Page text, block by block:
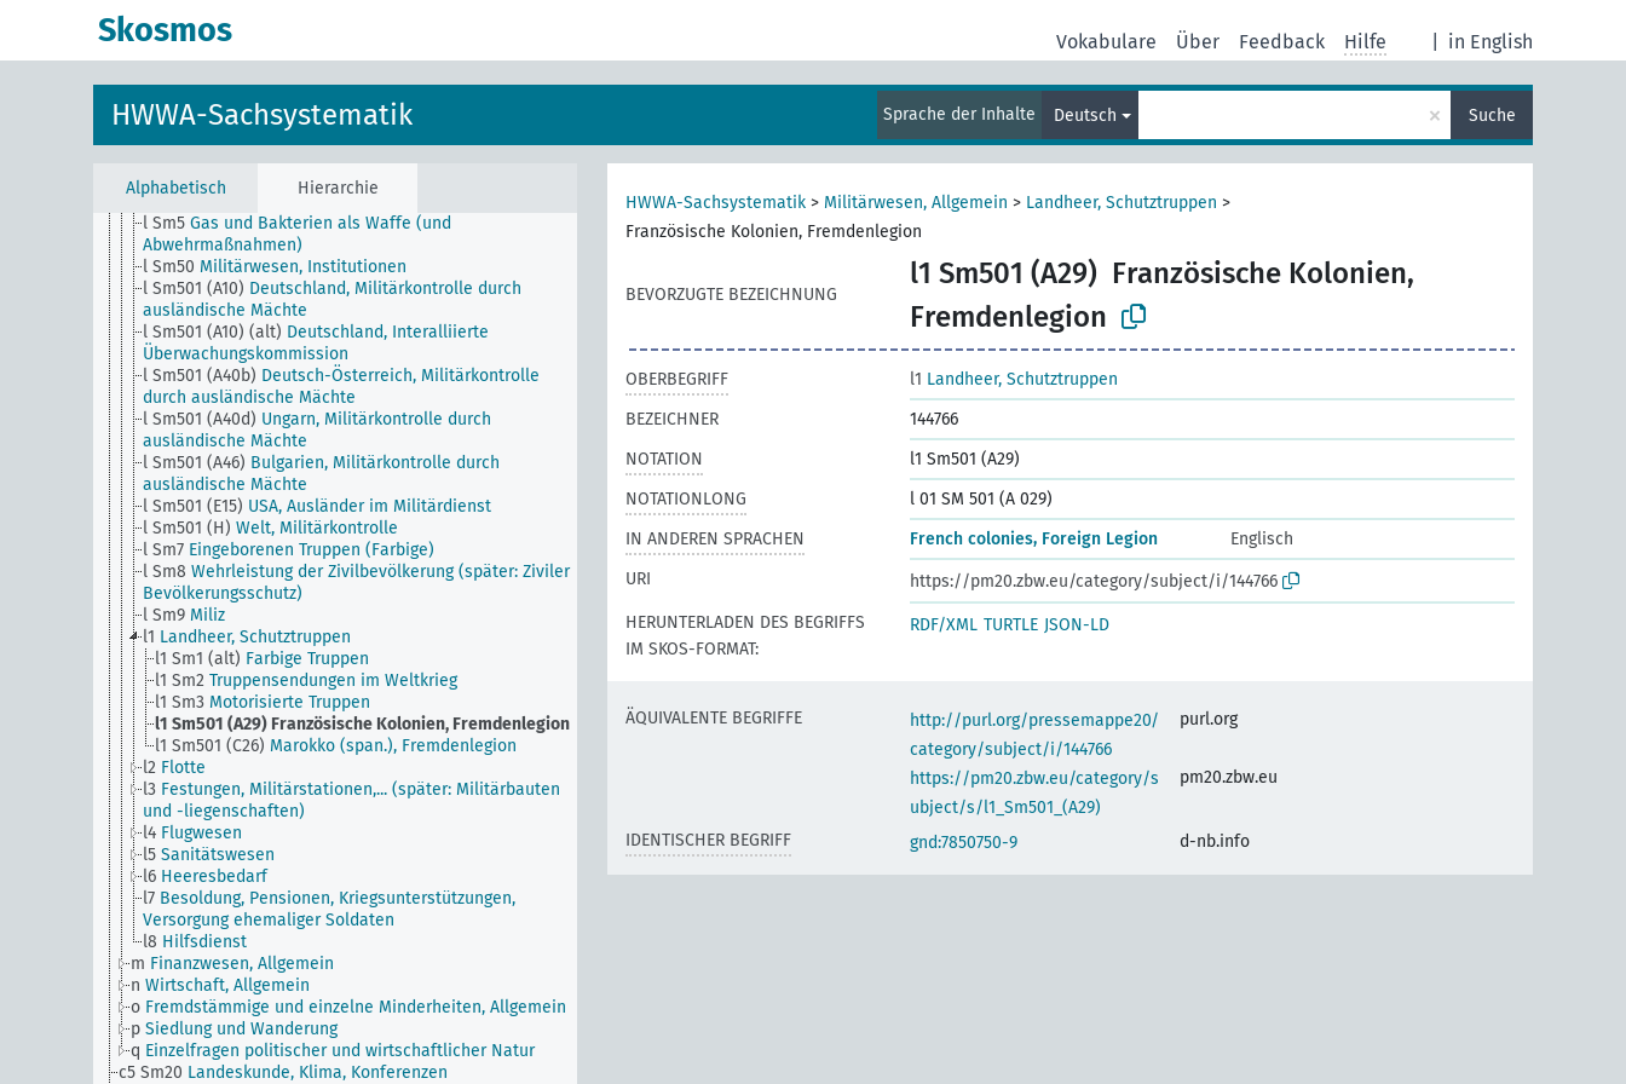
Skosmos in English
Vokabulare Über Feedback Hilfe
HWWA-Sachsystematik Sprache der Inhalte Deutsch × Suche
Alphabetisch Hierarchie
l Sm1 Wehrpflicht
l Sm14 Evakuierung der Zivilbevölkerung
Mannschaftsverluste im Weltkriege, Grabstätten
l Sm4 Elektrizität als Waffe
l Sm40
l Sm5 Gas und Bakterien als Waffe (und
Abwehrmaßnahmen)
l Sm50 Militärwesen, Institutionen
l Sm501 (A10) Deutschland, Militärkontrolle durch
ausländische Mächte
l Sm501 (A10) (alt) Deutschland, Interalliierte
Überwachungskommission
l Sm501 (A40b) Deutsch-Österreich, Militärkontrolle
durch ausländische Mächte
l Sm501 (A40d) Ungarn, Militärkontrolle durch
ausländische Mächte
l Sm501 (A46) Bulgarien, Militärkontrolle durch
ausländische Mächte
l Sm501 (E15) USA, Ausländer im Militärdienst
l Sm501 (H) Welt, Militärkontrolle
l Sm7 Eingeborenen Truppen (Farbige)
l Sm8 Wehrleistung der Zivilbevölkerung (später: Ziviler
Bevölkerungsschutz)
l Sm9 Miliz
l1 Landheer, Schutztruppen
l1 Sm1 (alt) Farbige Truppen
l1 Sm2 Truppensendungen im Weltkrieg
l1 Sm3 Motorisierte Truppen
l1 Sm501 (A29) Französische Kolonien, Fremdenlegion
l1 Sm501 (C26) Marokko (span.), Fremdenlegion
l2 Flotte
l3 Festungen, Militärstationen,... (später: Militärbauten
und -liegenschaften)
l4 Flugwesen
l5 Sanitätswesen
l6 Heeresbedarf
l7 Besoldung, Pensionen, Kriegsunterstützungen,
Versorgung ehemaliger Soldaten
l8 Hilfsdienst
m Finanzwesen, Allgemein
n Wirtschaft, Allgemein
o Fremdstämmige und einzelne Minderheiten, Allgemein
p Siedlung und Wanderung
q Einzelfragen politischer und wirtschaftlicher Natur
c5 Sm20 Landeskunde, Klima, Konferenzen
HWWA-Sachsystematik > Militärwesen, Allgemein > Landheer, Schutztruppen >
Französische Kolonien, Fremdenlegion
BEVORZUGTE BEZEICHNUNG
l1 Sm501 (A29) Französische Kolonien,
Fremdenlegion
OBERBEGRIFF l1 Landheer, Schutztruppen
BEZEICHNER
144766
NOTATION
l1 Sm501 (A29)
NOTATIONLONG
l 01 SM 501 (A 029)
IN ANDEREN SPRACHEN
French colonies, Foreign Legion
Englisch
URI
https://pm20.zbw.eu/category/subject/i/144766
HERUNTERLADEN DES BEGRIFFS
IM SKOS-FORMAT:
RDF/XML TURTLE JSON-LD
ÄQUIVALENTE BEGRIFFE
http://purl.org/pressemappe20/
category/subject/i/144766
purl.org
https://pm20.zbw.eu/category/s
ubject/s/l1_Sm501_(A29)
pm20.zbw.eu
IDENTISCHER BEGRIFF gnd:7850750-9 d-nb.info